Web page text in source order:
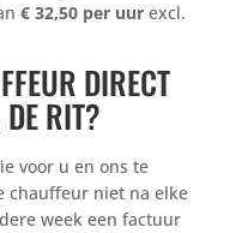
€ 32,50 per uur excl.
DIRECT
DE RIT?
voor u en ons te
chauffeur niet na elke
week een factuur